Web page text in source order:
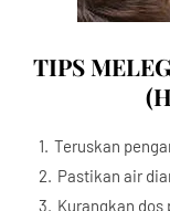
TIPS
Teruskan
Pastikan air
Kurangkan